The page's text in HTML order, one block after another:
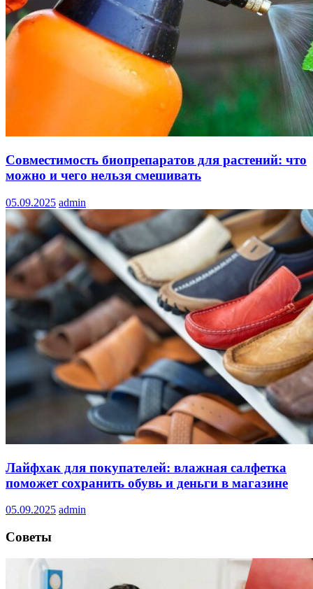
Совместимость биопрепаратов для растений: что
можно и чего нельзя смешивать
05.09.2025 admin
Лайфхак для покупателей: влажная салфетка
поможет сохранить обувь и деньги в магазине
05.09.2025 admin
Советы